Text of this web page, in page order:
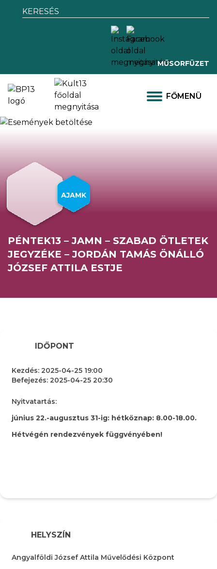
Keresés az alábbi kulcsszóra:
MŰSORFÜZET
FŐMENÜ
AJAMK
PÉNTEK13 – JAMN – SZABAD ÖTLETEK
JEGYZÉKE – JORDÁN TAMÁS ÖNÁLLÓ
JÓZSEF ATTILA ESTJE
IDŐPONT
Kezdés: 2025-04-25 19:00
Befejezés: 2025-04-25 20:30
Nyitvatartás:
június 22.-augusztus 31-ig: hétköznap: 8.00-18.00.
Hétvégén rendezvények függvényében!
HELYSZÍN
Angyalföldi József Attila Művelődési Központ